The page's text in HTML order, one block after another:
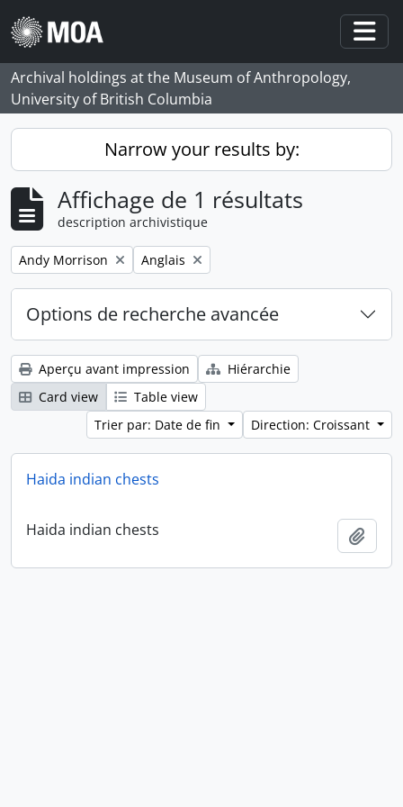
Skip to main content
Archival holdings at the Museum of Anthropology,
University of British Columbia
Narrow your results by:
Affichage de 1 résultats
description archivistique
Remove filter:
Andy Morrison Remove filter:
Anglais
Options de recherche avancée
Aperçu avant impression
Hiérarchie
Card view
Table view
Trier par: Date de fin
Direction: Croissant
Haida indian chests
Haida indian chests